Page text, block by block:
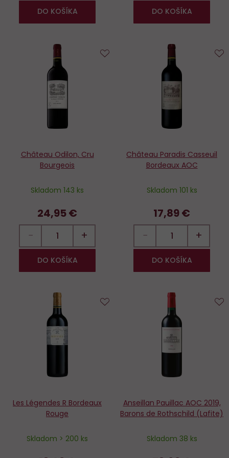
DO KOŠÍKA DO KOŠÍKA
Château Odilon, Cru
Bourgeois
Skladom 143 ks
24,95 €
− +
DO KOŠÍKA
Château Paradis Casseuil
Bordeaux AOC
Skladom 101 ks
17,89 €
− +
DO KOŠÍKA
Les Légendes R Bordeaux
Rouge
Skladom > 200 ks
Anseillan Pauillac AOC 2019,
Barons de Rothschild (Lafite)
Skladom 38 ks